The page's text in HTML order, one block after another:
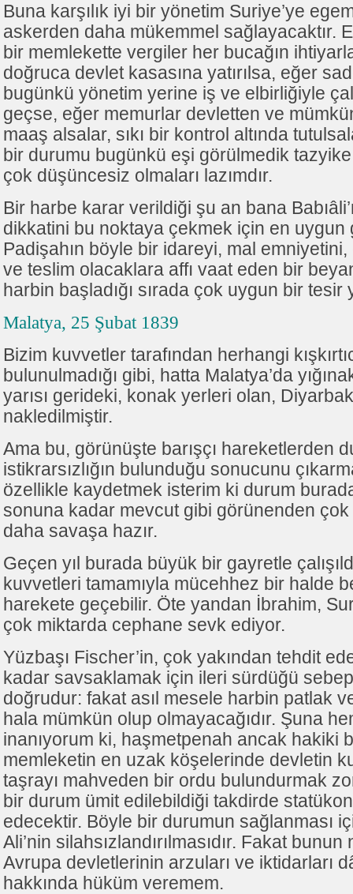
Buna karşılık iyi bir yönetim Suriye’ye
askerden daha mükemmel sağlayacaktır.
bir memlekette vergiler her bucağın
doğruca devlet kasasına yatırılsa, eğer
bugünkü yönetim yerine iş ve elbirliğiyle
geçse, eğer memurlar devletten ve
maaş alsalar, sıkı bir kontrol altında
bir durumu bugünkü eşi görülmedik
çok düşüncesiz olmaları lazımdır.
Bir harbe karar verildiği şu an bana
dikkatini bu noktaya çekmek için en uygun
Padişahın böyle bir idareyi, mal
ve teslim olacaklara affı vaat eden bir
harbin başladığı sırada çok uygun bir tesir
Malatya, 25 Şubat 1839
Bizim kuvvetler tarafından herhangi
bulunulmadığı gibi, hatta Malatya’da
yarısı gerideki, konak yerleri olan,
nakledilmiştir.
Ama bu, görünüşte barışçı hareketlerden
istikrarsızlığın bulunduğu sonucunu
özellikle kaydetmek isterim ki durum
sonuna kadar mevcut gibi görünenden
daha savaşa hazır.
Geçen yıl burada büyük bir gayretle
kuvvetleri tamamıyla mücehhez bir halde
harekete geçebilir. Öte yandan İbrahim,
çok miktarda cephane sevk ediyor.
Yüzbaşı Fischer’in, çok yakından tehdit
kadar savsaklamak için ileri sürdüğü
doğrudur: fakat asıl mesele harbin patlak
hala mümkün olup olmayacağıdır. Şuna
inanıyorum ki, haşmetpenah ancak hakiki
memleketin en uzak köşelerinde devletin
taşrayı mahveden bir ordu bulundurmak
bir durum ümit edilebildiği takdirde
edecektir. Böyle bir durumun sağlanması
Ali’nin silahsızlandırılmasıdır. Fakat
Avrupa devletlerinin arzuları ve iktidarları
hakkında hüküm veremem.